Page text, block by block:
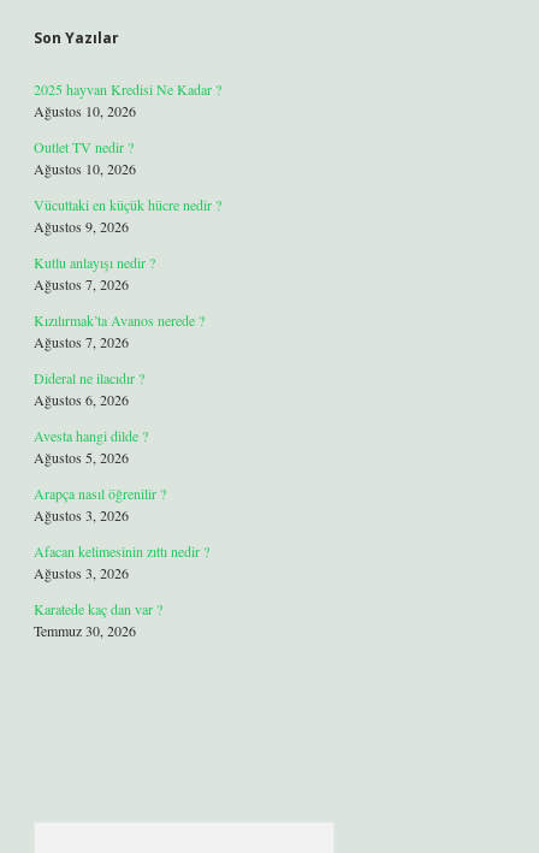
Son Yazılar
2025 hayvan Kredisi Ne Kadar ?
Ağustos 10, 2026
Outlet TV nedir ?
Ağustos 10, 2026
Vücuttaki en küçük hücre nedir ?
Ağustos 9, 2026
Kutlu anlayışı nedir ?
Ağustos 7, 2026
Kızılırmak’ta Avanos nerede ?
Ağustos 7, 2026
Dideral ne ilacıdır ?
Ağustos 6, 2026
Avesta hangi dilde ?
Ağustos 5, 2026
Arapça nasıl öğrenilir ?
Ağustos 3, 2026
Afacan kelimesinin zıttı nedir ?
Ağustos 3, 2026
Karatede kaç dan var ?
Temmuz 30, 2026